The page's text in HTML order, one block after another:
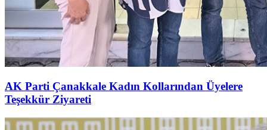
AK Parti Çanakkale Kadın Kollarından Üyelere
Teşekkür Ziyareti